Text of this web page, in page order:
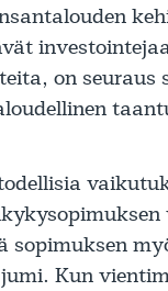
on
sopimuksen
Kun